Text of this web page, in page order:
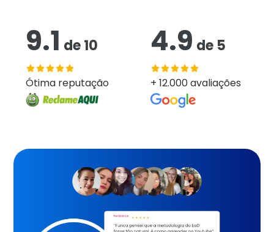
9.1 de10
Ótima reputação
4.9 de 5
+ 12.000 avaliações